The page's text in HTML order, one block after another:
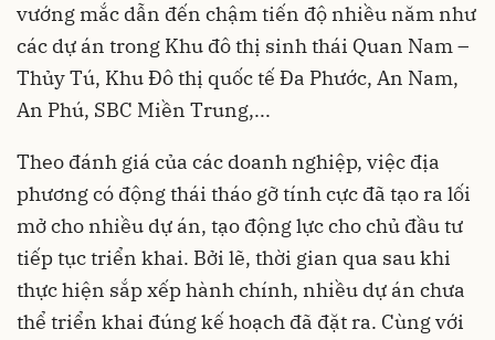
vướng mắc dẫn đến chậm tiến độ nhiều năm như
các dự án trong Khu đô thị sinh thái Quan Nam –
Thủy Tú, Khu Đô thị quốc tế Đa Phước, An Nam,
An Phú, SBC Miền Trung,...
Theo đánh giá của các doanh nghiệp, việc địa
phương có động thái tháo gỡ tính cực đã tạo ra lối
mở cho nhiều dự án, tạo động lực cho chủ đầu tư
tiếp tục triển khai. Bởi lẽ, thời gian qua sau khi
thực hiện sắp xếp hành chính, nhiều dự án chưa
thể triển khai đúng kế hoạch đã đặt ra. Cùng với